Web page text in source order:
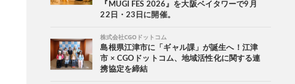
『MUGI FES 2026』を大阪ベイタワーで9月
22日・23日に開催。
株式会社CGOドットコム
島根県江津市に「ギャル課」が誕生へ！江津
市 × CGOドットコム、地域活性化に関する連
携協定を締結